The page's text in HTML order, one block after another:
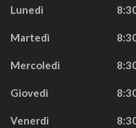
Lunedì
Martedì
Mercoledì
Giovedì
Venerdì